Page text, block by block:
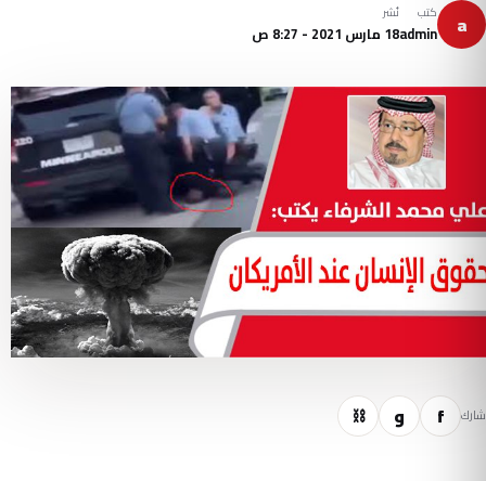
a كتب
admin
نُشر
18 مارس 2021 - 8:27 ص
شارك f و ⛓